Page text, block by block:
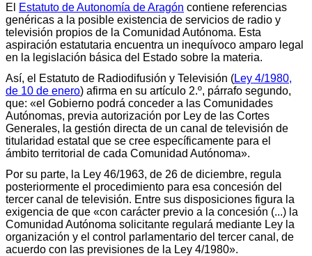
El Estatuto de Autonomía de Aragón contiene referencias
genéricas a la posible existencia de servicios de radio y
televisión propios de la Comunidad Autónoma. Esta
aspiración estatutaria encuentra un inequívoco amparo legal
en la legislación básica del Estado sobre la materia.
Así, el Estatuto de Radiodifusión y Televisión (Ley 4/1980,
de 10 de enero) afirma en su artículo 2.º, párrafo segundo,
que: «el Gobierno podrá conceder a las Comunidades
Autónomas, previa autorización por Ley de las Cortes
Generales, la gestión directa de un canal de televisión de
titularidad estatal que se cree específicamente para el
ámbito territorial de cada Comunidad Autónoma».
Por su parte, la Ley 46/1963, de 26 de diciembre, regula
posteriormente el procedimiento para esa concesión del
tercer canal de televisión. Entre sus disposiciones figura la
exigencia de que «con carácter previo a la concesión (...) la
Comunidad Autónoma solicitante regulará mediante Ley la
organización y el control parlamentario del tercer canal, de
acuerdo con las previsiones de la Ley 4/1980».